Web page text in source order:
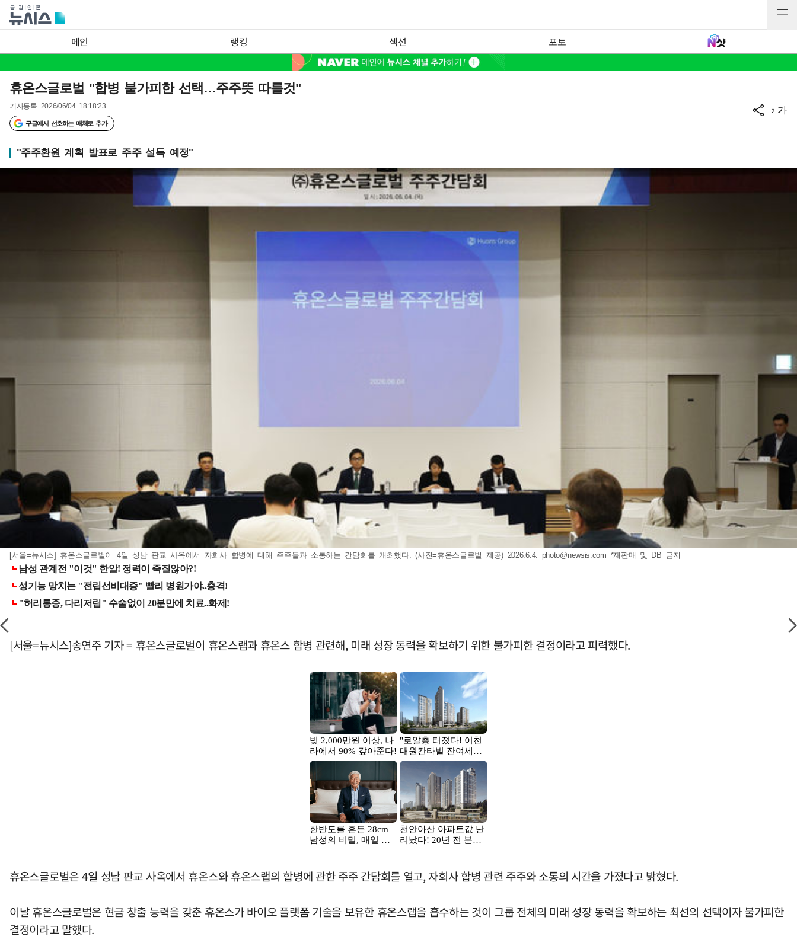
메인 랭킹 섹션 포토
휴온스글로벌 "합병 불가피한 선택…주주뜻 따를것"
기사등록 2026/06/04 18:18:23
구글에서 선호하는 매체로 추가
가가
"주주환원 계획 발표로 주주 설득 예정"
[서울=뉴시스] 휴온스글로벌이 4일 성남 판교 사옥에서 자회사 합병에 대해 주주들과 소통하는 간담회를 개최했다. (사진=휴온스글로벌 제공) 2026.6.4. photo@newsis.com *재판매 및 DB 금지
[서울=뉴시스]송연주 기자 = 휴온스글로벌이 휴온스랩과 휴온스 합병 관련해, 미래 성장 동력을 확보하기 위한 불가피한 결정이라고 피력했다.
휴온스글로벌은 4일 성남 판교 사옥에서 휴온스와 휴온스랩의 합병에 관한 주주 간담회를 열고, 자회사 합병 관련 주주와 소통의 시간을 가졌다고 밝혔다.
이날 휴온스글로벌은 현금 창출 능력을 갖춘 휴온스가 바이오 플랫폼 기술을 보유한 휴온스랩을 흡수하는 것이 그룹 전체의 미래 성장 동력을 확보하는 최선의 선택이자 불가피한
결정이라고 말했다.